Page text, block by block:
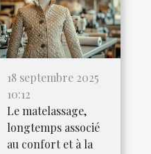
18 septembre 2025
10:12
Le matelassage,
longtemps associé
au confort et à la